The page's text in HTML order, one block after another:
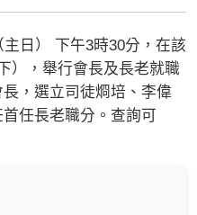
日） 下午3時30分，在該
），舉行會長及長老就職
，選立司徒烱培、李偉
任長老職分。查詢可